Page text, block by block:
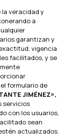
la veracidad y
a
garantizan y
vigencia
facilitados, y se
formulario de
JIMÉNEZ»,
servicios
con los usuarios,
sean
actualizados.